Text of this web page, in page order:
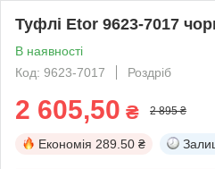
Туфлі Etor 9623-7017
В наявності
Код: 9623-7017
Роздріб
2 605,50 ₴ 2 895 ₴
Економія 289.50 ₴